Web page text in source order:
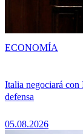
Italia negociará con
defensa
05.08.2026
ECONOMÍA